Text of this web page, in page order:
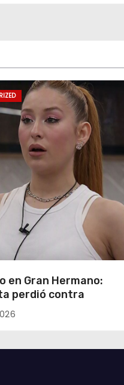
en Gran Hermano:
perdió contra
negó a irse y desafió